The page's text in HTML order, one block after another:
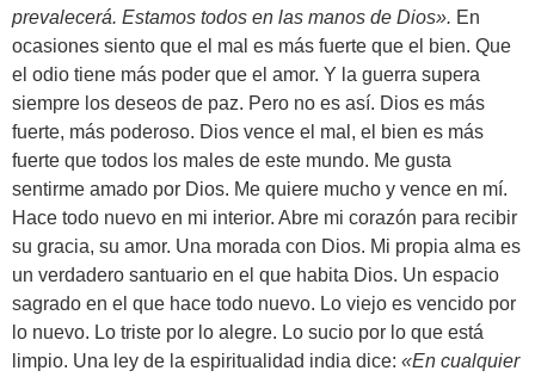
prevalecerá. Estamos todos en las manos de Dios». En
ocasiones siento que el mal es más fuerte que el bien. Que
el odio tiene más poder que el amor. Y la guerra supera
siempre los deseos de paz. Pero no es así. Dios es más
fuerte, más poderoso. Dios vence el mal, el bien es más
fuerte que todos los males de este mundo. Me gusta
sentirme amado por Dios. Me quiere mucho y vence en mí.
Hace todo nuevo en mi interior. Abre mi corazón para recibir
su gracia, su amor. Una morada con Dios. Mi propia alma es
un verdadero santuario en el que habita Dios. Un espacio
sagrado en el que hace todo nuevo. Lo viejo es vencido por
lo nuevo. Lo triste por lo alegre. Lo sucio por lo que está
limpio. Una ley de la espiritualidad india dice: «En cualquier